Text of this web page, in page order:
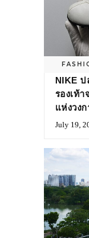
NIKE ป
รองเท้
แห่งวง
July 19,